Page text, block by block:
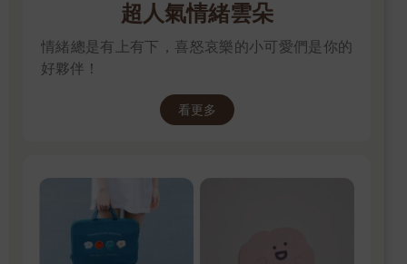
超人氣情緒雲朵
情緒總是有上有下，喜怒哀樂的小可愛們是你的
好夥伴！
看更多